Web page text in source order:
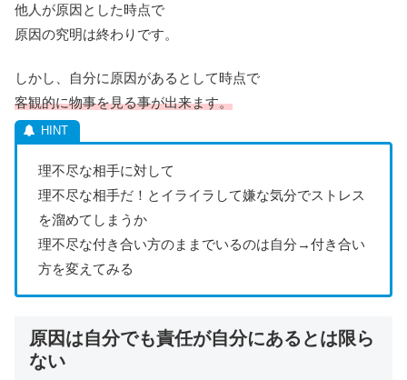
他人が原因とした時点で
原因の究明は終わりです。
しかし、自分に原因があるとして時点で
客観的に物事を見る事が出来ます。
理不尽な相手に対して
理不尽な相手だ！とイライラして嫌な気分でストレス
を溜めてしまうか
理不尽な付き合い方のままでいるのは自分→付き合い
方を変えてみる
原因は自分でも責任が自分にあるとは限ら
ない